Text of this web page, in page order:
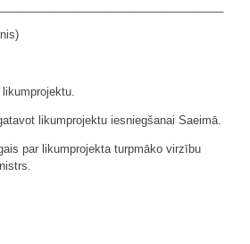
likumprojektu iesniegšanai Saeimā.
par likumprojekta turpmāko virzību